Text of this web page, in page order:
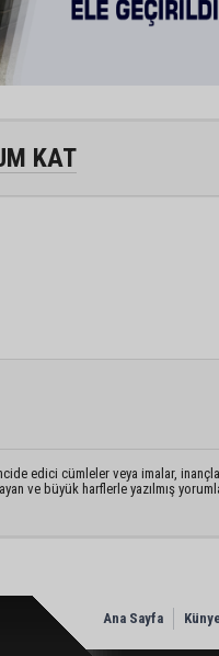
KAT
edici cümleler veya imalar,
ve büyük harflerle yazılmış
Ana Sayfa